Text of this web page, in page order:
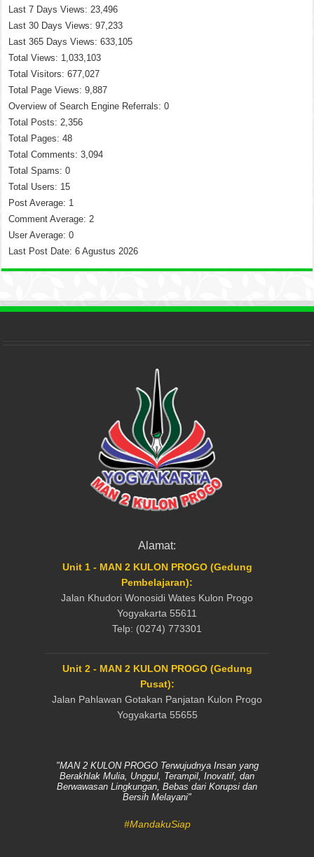
Last 7 Days Views:23,496
Last 30 Days Views:97,233
Last 365 Days Views:633,105
Total Views: 1,033,103
Total Visitors:677,027
Total Page Views:9,887
Overview of Search Engine Referrals:0
Total Posts:2,356
Total Pages:48
Total Comments:3,094
Total Spams:0
Total Users: 15
Post Average: 1
Comment Average:2
User Average:0
Last Post Date:6 Agustus 2026
Alamat:
Unit 1 - MAN 2 KULON PROGO (Gedung
Pembelajaran):
Jalan Khudori Wonosidi Wates Kulon Progo
Yogyakarta 55611
Telp: (0274) 773301
Unit 2 - MAN 2 KULON PROGO (Gedung
Pusat):
Jalan Pahlawan Gotakan Panjatan Kulon Progo
Yogyakarta 55655
"MAN 2 KULON PROGO Terwujudnya Insan yang
Berakhlak Mulia, Unggul, Terampil, Inovatif, dan
Berwawasan Lingkungan, Bebas dari Korupsi dan
Bersih Melayani"
#MandakuSiap